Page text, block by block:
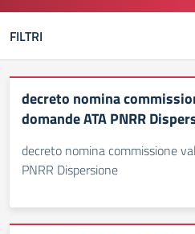
FILTRI
decreto nomina
domande ATA PNRR
decreto nomina commissione
PNRR Dispersione